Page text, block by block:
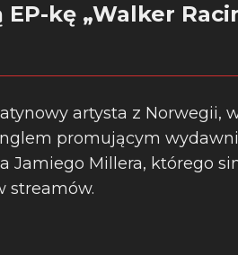
kę „Walker
artysta z Norwegii,
promującym
Jamiego Millera, którego
streamów.